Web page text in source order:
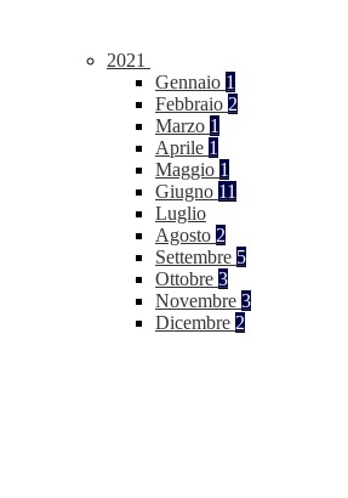
2021
Gennaio 1
Febbraio 2
Marzo 1
Aprile 1
Maggio 1
Giugno 11
Luglio
Agosto 2
Settembre 5
Ottobre 3
Novembre 3
Dicembre 2